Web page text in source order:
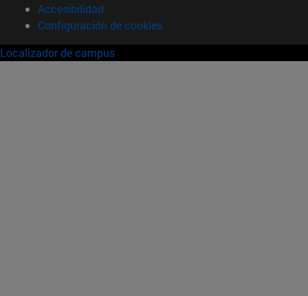
Accesibilidad
Configuración de cookies
Localizador de campus